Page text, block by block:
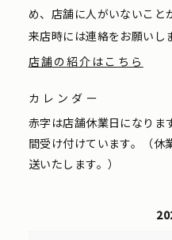
め、店舗に人がいないこと
来店時には連絡をお願いし
店舗の紹介はこちら
カレンダー
赤字は店舗休業日になりま
間受け付けています。（休
送いたします。）